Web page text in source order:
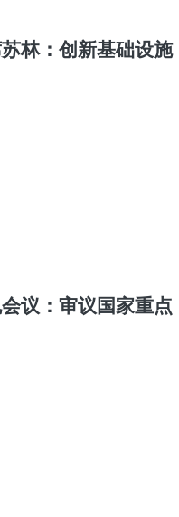
林：创新基础设施
议：审议国家重点